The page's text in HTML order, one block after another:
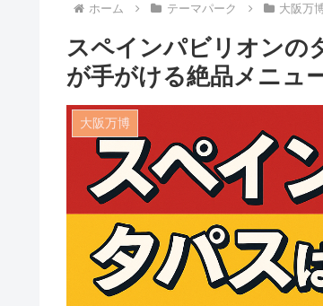
ホーム テーマパーク 大阪万
スペインパビリオンの
が手がける絶品メニュ
大阪万博